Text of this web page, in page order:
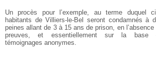
Un procès pour l’exemple, au terme duquel
habitants de Villiers-le-Bel seront condamnés à
peines allant de 3 à 15 ans de prison, en l’absence
preuves, et essentiellement sur la base
témoignages anonymes.